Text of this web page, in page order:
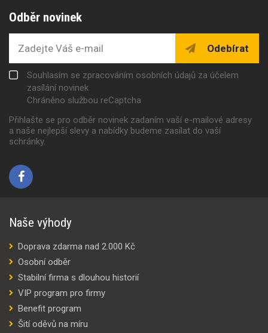
Odběr novinek
Odebírat
Souhlasím se zpracováním osobních údajů za účelem
zasílání novinek
Chráněno službou reCaptcha
Přihlašte se pro odběr novinek zadaním vaší e-mailové adresy
a naše nejlepší slevy a nabídky budeme zasílat do vaší
schránky.
Naše výhody
Doprava zdarma nad 2.000 Kč
Osobní odběr
Stabilní firma s dlouhou historií
VIP program pro firmy
Benefit program
Šití oděvů na míru